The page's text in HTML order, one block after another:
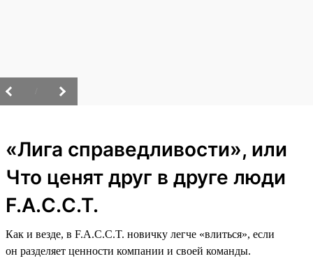
«Лига справедливости», или
Что ценят друг в друге люди
F.A.C.C.T.
Как и везде, в F.A.C.C.T. новичку легче «влиться», если
он разделяет ценности компании и своей команды.